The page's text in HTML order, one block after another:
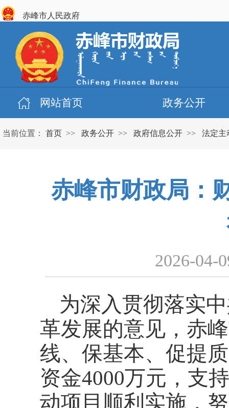
赤峰市人民政府
网站首页 政务公开
当前位置： 首页 >> 政务公开 >> 政府信息公开 >> 法定主
赤峰市财政局：
2026-04-
为深入贯彻落实
革发展的意见，赤
线、保基本、促提
资金4000万元，支
动项目顺利实施，